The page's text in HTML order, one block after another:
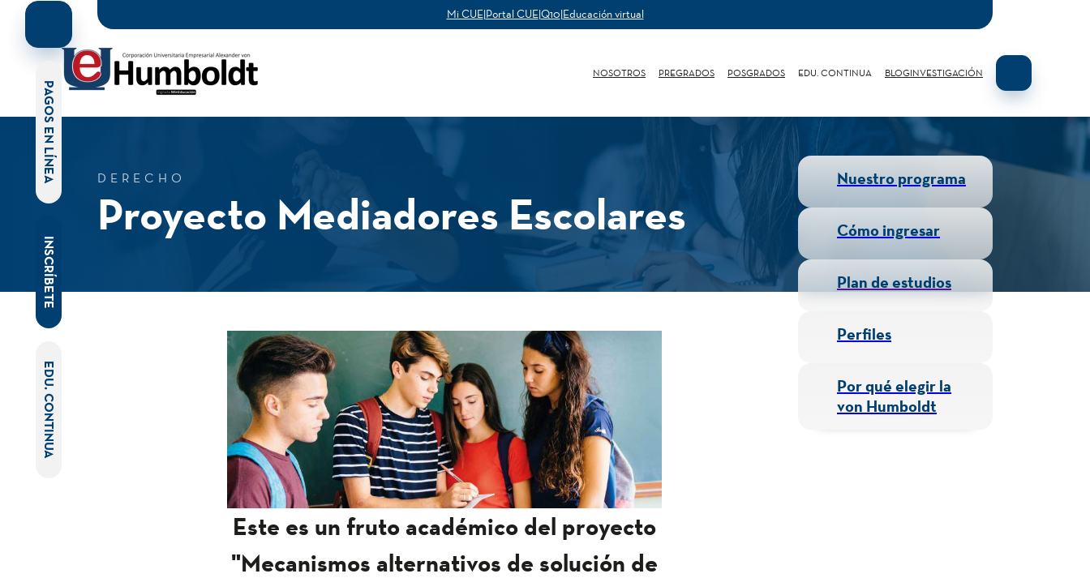
Mi CUE|Portal CUE|Q10|Educación virtual
NOSOTROS PREGRADOS POSGRADOS EDU. CONTINUA BLOGINVESTIGACIÓN
DERECHO
Proyecto Mediadores Escolares
Este es un fruto académico del proyecto
"Mecanismos alternativos de solución de
Nuestro programa
Cómo ingresar
Plan de estudios
Perfiles
Por qué elegir la
von Humboldt
PAGOS EN LÍNEA
INSCRÍBETE
EDU. CONTINUA